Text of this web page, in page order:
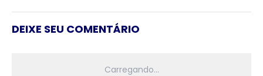
DEIXE SEU COMENTÁRIO